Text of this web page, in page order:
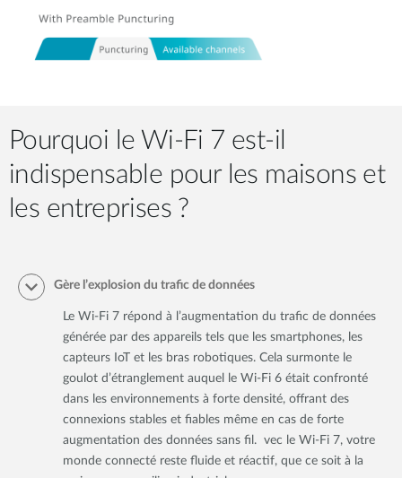
Pourquoi le Wi-Fi 7 est-il
indispensable pour les maisons et
les entreprises ?
Gère l’explosion du trafic de données
Le Wi-Fi 7 répond à l’augmentation du trafic de données
générée par des appareils tels que les smartphones, les
capteurs IoT et les bras robotiques. Cela surmonte le
goulot d’étranglement auquel le Wi-Fi 6 était confronté
dans les environnements à forte densité, offrant des
connexions stables et fiables même en cas de forte
augmentation des données sans fil. vec le Wi-Fi 7, votre
monde connecté reste fluide et réactif, que ce soit à la